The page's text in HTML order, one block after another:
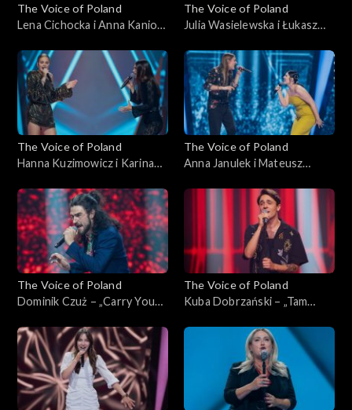
The Voice of Poland
Lena Cichocka i Anna Kaniok
Poland”, Bitwy, 11
października 2025
The Voice of Poland
Julia Wasielewska i Łukasz
Voice of Poland”, Bitwy, 11
października 2025
The Voice of Poland
Hanna Kuzimowicz i Karina
You Now”; „The Voice of
Poland”, Bitwy, 11
października 2025
The Voice of Poland
Anna Janulek i Mateusz
Voice of Poland”, Bitwy, 11
października 2025
The Voice of Poland
Dominik Czuż – „Carry You
Poland”, Przesłuchania w
ciemno, 4 października 2025
The Voice of Poland
Kuba Dobrzański – „Tam
of Poland”, Przesłuchania w
ciemno, 4 października 2025